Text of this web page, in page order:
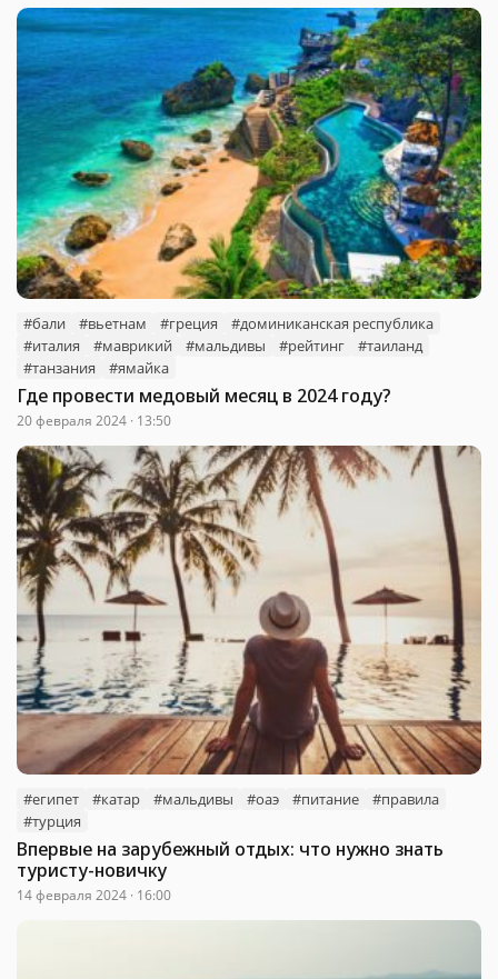
#бали #вьетнам #греция
#доминиканская республика
#италия
#маврикий #мальдивы #рейтинг
#таиланд
#танзания
#ямайка
Где провести медовый месяц в 2024 году?
20 февраля 2024 · 13:50
#египет #катар #мальдивы #оаэ #питание
#правила
#турция
Впервые на зарубежный отдых: что нужно знать
туристу-новичку
14 февраля 2024 · 16:00